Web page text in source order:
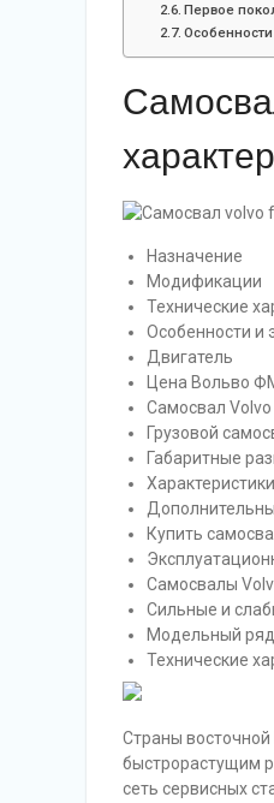
Первое
Особенности
Назначение
Модификации
Технические
Особенности и
Двигатель
Цена Вольво
Самосвал Volvo
Грузовой
Габаритные
Купить
Самосвалы
Сильные и
Модельный ряд
Технические
Страны
быстрорастущим
сеть сервисных